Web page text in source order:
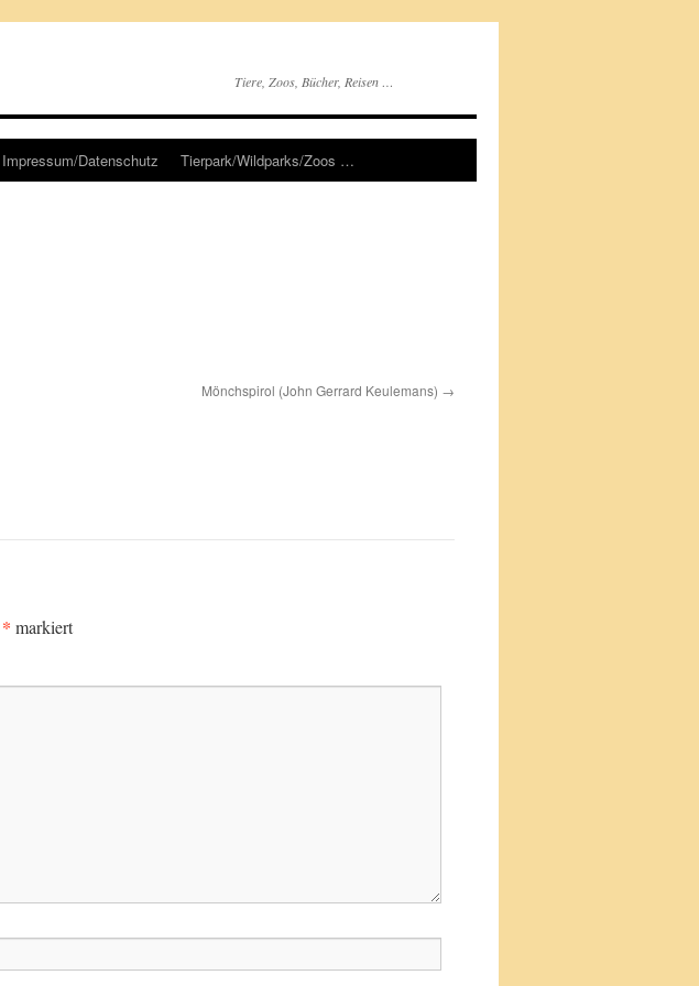
Tiere, Zoos, Bücher, Reisen …
Impressum/Datenschutz Tierpark/Wildparks/Zoos …
Mönchspirol (John Gerrard Keulemans)
* markiert